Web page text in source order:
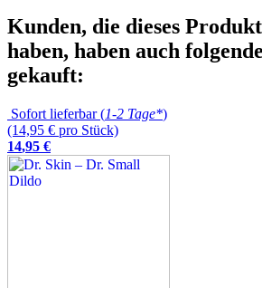
Kunden, die dieses
haben, haben auch
gekauft:
Sofort lieferbar (1-2 Tage*)
(14,95 € pro Stück)
14,95 €